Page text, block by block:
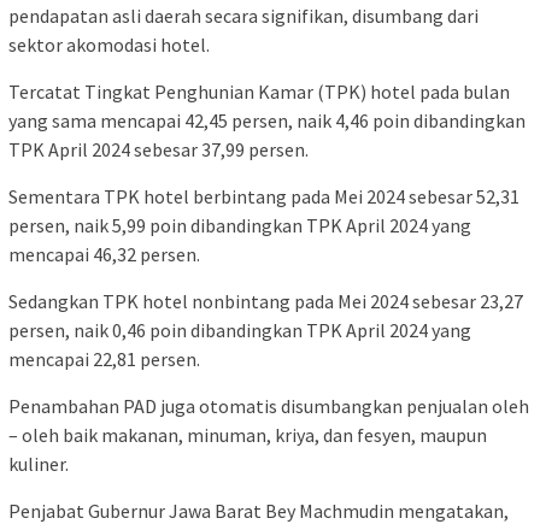
pendapatan asli daerah secara signifikan, disumbang dari
sektor akomodasi hotel.
Tercatat Tingkat Penghunian Kamar (TPK) hotel pada bulan
yang sama mencapai 42,45 persen, naik 4,46 poin dibandingkan
TPK April 2024 sebesar 37,99 persen.
Sementara TPK hotel berbintang pada Mei 2024 sebesar 52,31
persen, naik 5,99 poin dibandingkan TPK April 2024 yang
mencapai 46,32 persen.
Sedangkan TPK hotel nonbintang pada Mei 2024 sebesar 23,27
persen, naik 0,46 poin dibandingkan TPK April 2024 yang
mencapai 22,81 persen.
Penambahan PAD juga otomatis disumbangkan penjualan oleh
– oleh baik makanan, minuman, kriya, dan fesyen, maupun
kuliner.
Penjabat Gubernur Jawa Barat Bey Machmudin mengatakan,